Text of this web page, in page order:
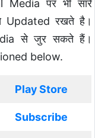
पर भी सारे
Updated रखते है।
से जुर सकते हैं।
below.
Play Store
Subscribe